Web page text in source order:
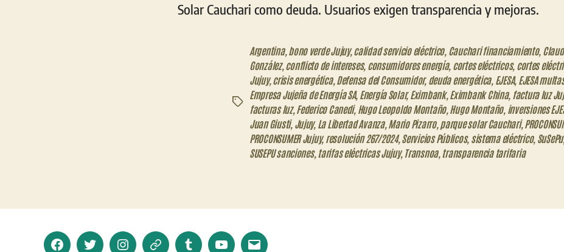
Solar Cauchari como deuda. Usuarios exigen transparencia y mejoras.
Etiquetas
Argentina, bono verde Jujuy,calidad servicio eléctrico, Cauchari financiamiento,
González, conflicto de intereses, consumidores energía, cortes eléctricos, cortes
Jujuy,crisis energética, Defensa del Consumidor, deuda energética, EJESA, EJESA
Empresa Jujeña de Energía SA, Energía Solar,Eximbank, Eximbank China, factura luz
facturas luz, Federico Canedi, Hugo Leopoldo Montaño, Hugo Montaño, inversiones
Juan Giusti, Jujuy, La Libertad Avanza, Mario Pizarro, parque solar Cauchari,
PROCONSUMER Jujuy,resolución 267/2024, Servicios Públicos, sistema eléctrico, SuSePu,
SUSEPU sanciones, tarifas eléctricas Jujuy, Transnoa, transparencia tarifaria